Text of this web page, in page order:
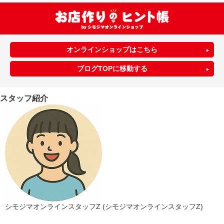
オンラインショップはこちら
ブログTOPに移動する
スタッフ紹介
シモジマオンラインスタッフZ (シモジマオンラインスタッフZ)